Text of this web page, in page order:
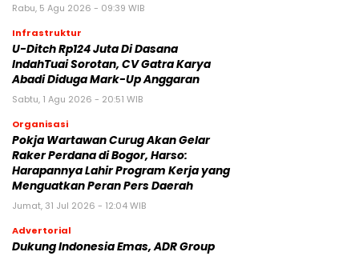
Rabu, 5 Agu 2026 - 09:39 WIB
Infrastruktur
U-Ditch Rp124 Juta Di Dasana
IndahTuai Sorotan, CV Gatra Karya
Abadi Diduga Mark-Up Anggaran
Sabtu, 1 Agu 2026 - 20:51 WIB
Organisasi
Pokja Wartawan Curug Akan Gelar
Raker Perdana di Bogor, Harso:
Harapannya Lahir Program Kerja yang
Menguatkan Peran Pers Daerah
Jumat, 31 Jul 2026 - 12:04 WIB
Advertorial
‎Dukung Indonesia Emas, ADR Group